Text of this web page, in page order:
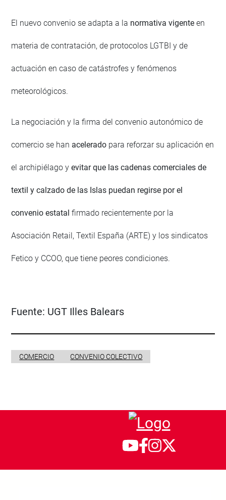
El nuevo convenio se adapta a la normativa vigente en
materia de contratación, de protocolos LGTBI y de
actuación en caso de catástrofes y fenómenos
meteorológicos.
La negociación y la firma del convenio autonómico de
comercio se han acelerado para reforzar su aplicación en
el archipiélago yevitar que las cadenas comerciales de
textil y calzado de las Islas puedan regirse por el
convenio estatal firmado recientemente por la
Asociación Retail, Textil España (ARTE) y los sindicatos
Fetico y CCOO, que tiene peores condiciones.
Fuente: UGT Illes Balears
COMERCIO CONVENIO COLECTIVO